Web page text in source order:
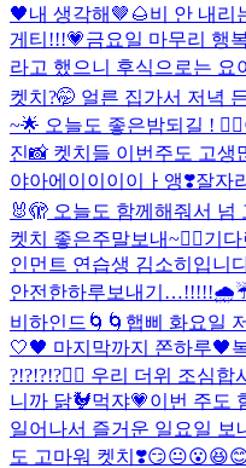
🖤내 생각해🤎🌰비 안 내리
게티!!!💗금요일 마무리 행
라고 했으니 후식으로는 요
켓치?🤭 얼른 집가서 저녁
~🌟 오늘도 좋은밤되길 ! ❤️‍🔥
진📸 켓치들 이번주도 고생
야아에이이이이ㅏ앵❣️잘자
🐰🫣 오늘도 함께해줘서
켓치 좋은주말보내~❤️‍🔥기
인먼트 연습생 김소히입니
안전한하루보내기
비하인드🌀🌀 햅삐 화요일
🤍🖤 마지막까지 쫀하루🖤
?!?!?!?❤️‍🔥 우리 더위 조심합
니까 닭🐓먹쟈💗이번 주도
일어나서 즐거운 일요일 보
도 고마워 켓치❣️